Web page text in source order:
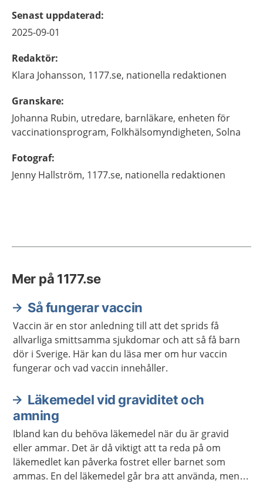
Senast uppdaterad:
2025-09-01
Redaktör:
Klara Johansson, 1177.se, nationella redaktionen
Granskare:
Johanna Rubin, utredare, barnläkare, enheten för
vaccinationsprogram, Folkhälsomyndigheten, Solna
Fotograf:
Jenny Hallström, 1177.se, nationella redaktionen
Mer på 1177.se
Så fungerar vaccin
Vaccin är en stor anledning till att det sprids få
allvarliga smittsamma sjukdomar och att så få barn
dör i Sverige. Här kan du läsa mer om hur vaccin
fungerar och vad vaccin innehåller.
Läkemedel vid graviditet och
amning
Ibland kan du behöva läkemedel när du är gravid
eller ammar. Det är då viktigt att ta reda på om
läkemedlet kan påverka fostret eller barnet som
ammas. En del läkemedel går bra att använda, men